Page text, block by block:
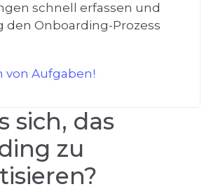
schnell erfassen und
den Onboarding-Prozess
von Aufgaben!
sich, das
zu